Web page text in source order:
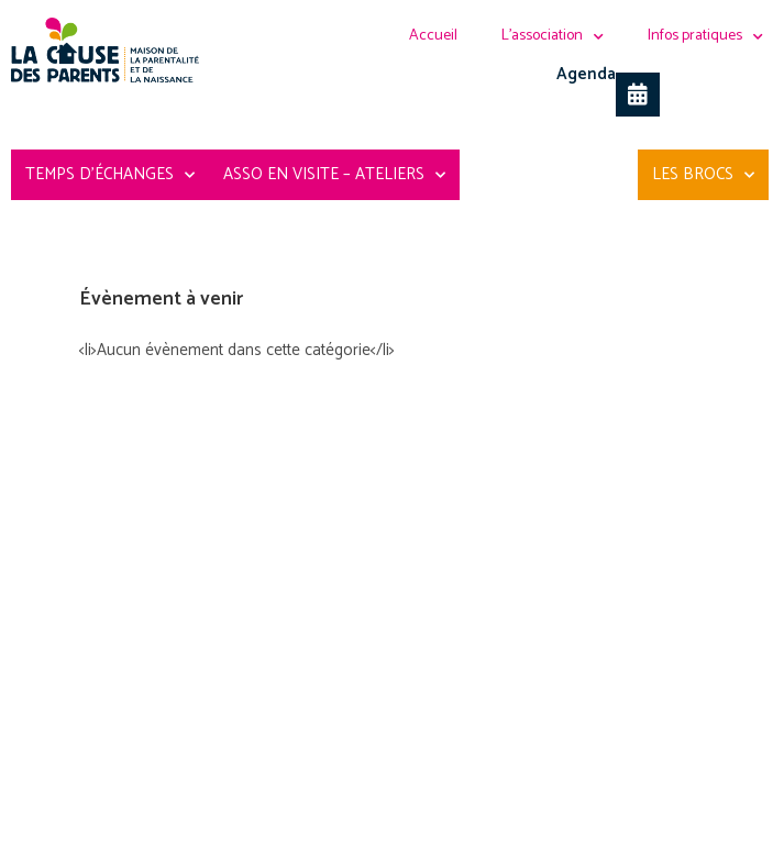
Accueil L’association Infos pratiques
Agenda
TEMPS D’ÉCHANGES ASSO EN VISITE – ATELIERS LES BROCS
Évènement à venir
<li>Aucun évènement dans cette catégorie</li>